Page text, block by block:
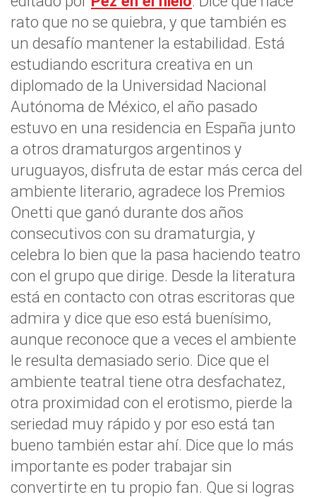
rato que no se quiebra, y que también es
un desafío mantener la estabilidad. Está
estudiando escritura creativa en un
diplomado de la Universidad Nacional
Autónoma de México, el año pasado
estuvo en una residencia en España junto
a otros dramaturgos argentinos y
uruguayos, disfruta de estar más cerca del
ambiente literario, agradece los Premios
Onetti que ganó durante dos años
consecutivos con su dramaturgia, y
celebra lo bien que la pasa haciendo teatro
con el grupo que dirige. Desde la literatura
está en contacto con otras escritoras que
admira y dice que eso está buenísimo,
aunque reconoce que a veces el ambiente
le resulta demasiado serio. Dice que el
ambiente teatral tiene otra desfachatez,
otra proximidad con el erotismo, pierde la
seriedad muy rápido y por eso está tan
bueno también estar ahí. Dice que lo más
importante es poder trabajar sin
convertirte en tu propio fan. Que si logras